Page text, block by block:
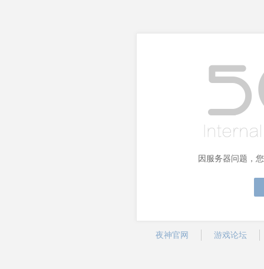
因服务器问题，
夜神官网 游戏论坛